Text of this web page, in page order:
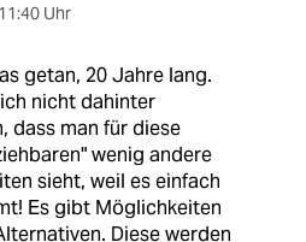
11:40 Uhr
getan, 20 Jahre lang.
nicht dahinter
dass man für diese
wenig andere
sieht, weil es einfach
Es gibt Möglichkeiten
Diese werden